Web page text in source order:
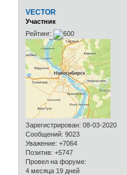
VECTOR
Участник
Рейтинг:
Зарегистрирован: 08-03-2020
Сообщений: 9023
Уважение: +7064
Позитив: +5747
Провел на форуме:
4 месяца 19 дней